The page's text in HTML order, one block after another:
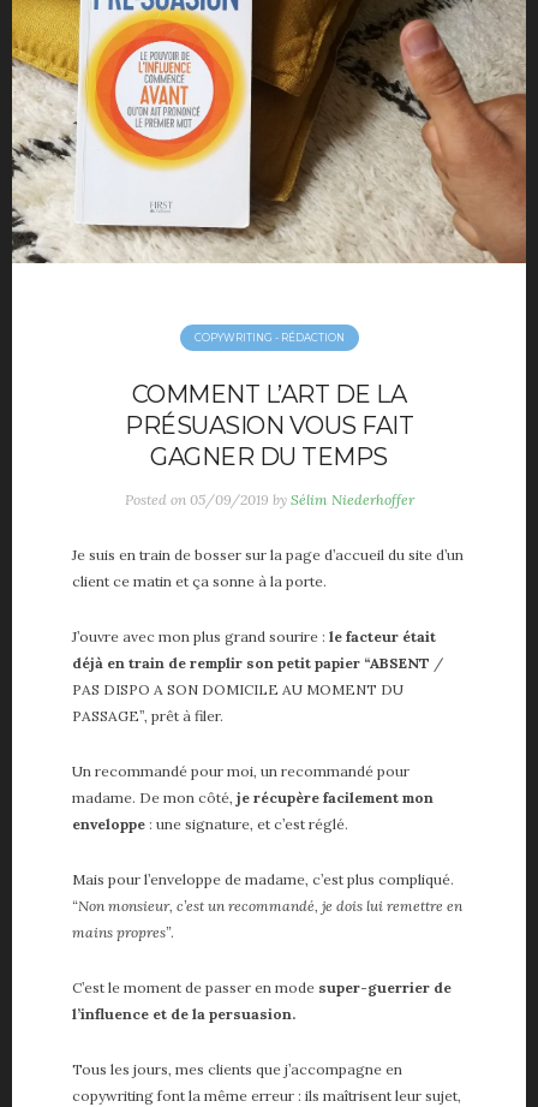
COPYWRITING - RÉDACTION
COMMENT L’ART DE LA
PRÉSUASION VOUS FAIT
GAGNER DU TEMPS
Posted on 05/09/2019 by Sélim Niederhoffer
Je suis en train de bosser sur la page d’accueil du site d’un
client ce matin et ça sonne à la porte.
J’ouvre avec mon plus grand sourire : le facteur était
déjà en train de remplir son petit papier “ABSENT /
PAS DISPO A SON DOMICILE AU MOMENT DU
PASSAGE”, prêt à filer.
Un recommandé pour moi, un recommandé pour
madame. De mon côté, je récupère facilement mon
enveloppe : une signature, et c’est réglé.
Mais pour l’enveloppe de madame, c’est plus compliqué.
“Non monsieur, c’est un recommandé, je dois lui remettre en
mains propres”.
C’est le moment de passer en mode super-guerrier de
l’influence et de la persuasion.
Tous les jours, mes clients que j’accompagne en
copywriting font la même erreur : ils maîtrisent leur sujet,
Music
Opinions
TV
Hotels
maison déco
Mode Homme
Montre homme
Voiture
ME, MYSELF AND I
A propos
About me
Partenaires